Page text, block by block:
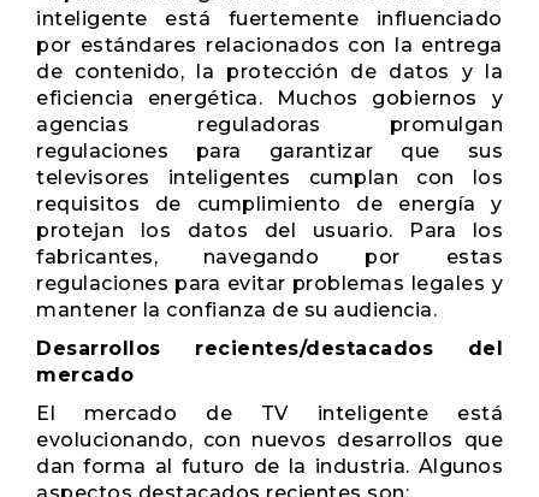
inteligente está fuertemente influenciado
por estándares relacionados con la entrega
de contenido, la protección de datos y la
eficiencia energética. Muchos gobiernos y
agencias reguladoras promulgan
regulaciones para garantizar que sus
televisores inteligentes cumplan con los
requisitos de cumplimiento de energía y
protejan los datos del usuario. Para los
fabricantes, navegando por estas
regulaciones para evitar problemas legales y
mantener la confianza de su audiencia.
Desarrollos recientes/destacados del
mercado
El mercado de TV inteligente está
evolucionando, con nuevos desarrollos que
dan forma al futuro de la industria. Algunos